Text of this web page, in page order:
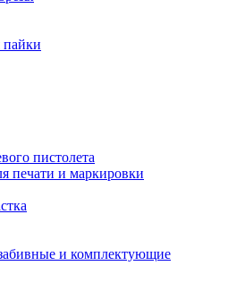
пайки
пистолета
печати и маркировки
и комплектующие